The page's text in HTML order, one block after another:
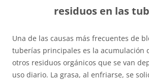
residuos en las
Una de las causas más frecuentes de
tuberías principales es la acumulación
otros residuos orgánicos que se van
uso diario. La grasa, al enfriarse, se